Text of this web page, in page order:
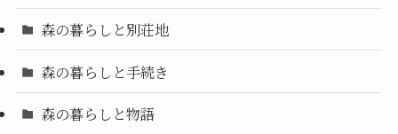
森の暮らしと別荘地
森の暮らしと手続き
森の暮らしと物語